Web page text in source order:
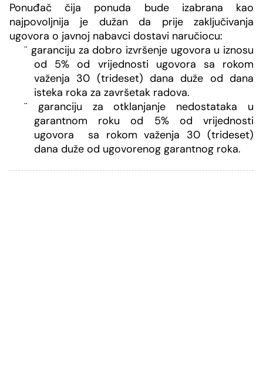
Ponuđač čija ponuda bude izabrana kao
najpovoljnija je dužan da prije zaključivanja
ugovora o javnoj nabavci dostavi naručiocu:
¨ garanciju za dobro izvršenje ugovora u iznosu
od 5% od vrijednosti ugovora sa rokom
važenja 30 (trideset) dana duže od dana
isteka roka za završetak radova.
¨ garanciju za otklanjanje nedostataka u
garantnom roku od 5% od vrijednosti
ugovora sa rokom važenja 30 (trideset)
dana duže od ugovorenog garantnog roka.